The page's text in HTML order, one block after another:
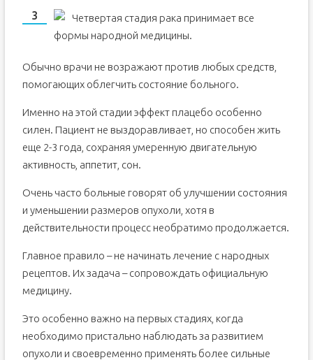
Четвертая стадия рака принимает все
формы народной медицины.
Обычно врачи не возражают против любых средств,
помогающих облегчить состояние больного.
Именно на этой стадии эффект плацебо особенно
силен. Пациент не выздоравливает, но способен жить
еще 2-3 года, сохраняя умеренную двигательную
активность, аппетит, сон.
Очень часто больные говорят об улучшении состояния
и уменьшении размеров опухоли, хотя в
действительности процесс необратимо продолжается.
Главное правило – не начинать лечение с народных
рецептов. Их задача – сопровождать официальную
медицину.
Это особенно важно на первых стадиях, когда
необходимо пристально наблюдать за развитием
опухоли и своевременно применять более сильные